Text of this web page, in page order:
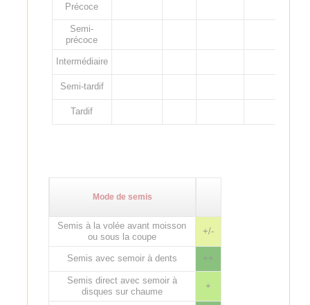
Précoce
Semi-
précoce
Intermédiaire
Semi-tardif
Tardif
Mode de semis
Semis à la volée avant moisson
ou sous la coupe
+/-
Semis avec semoir à dents ++
Semis direct avec semoir à
disques sur chaume
+